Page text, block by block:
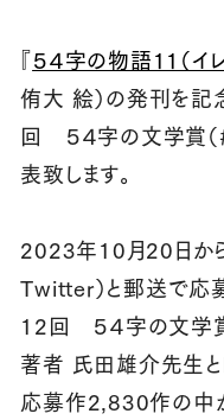
『５４字の物語11（イ
侑大 絵）の発刊を記
回 ５４字の文学賞
表致します。
2023年10月20日か
Twitter）と郵送で応
12回 ５４字の文学賞
著者 氏田雄介先生
応募作2,830作の中